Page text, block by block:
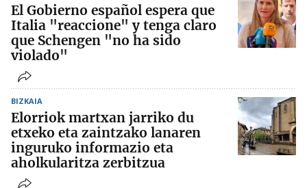
El Gobierno español espera que
Italia "reaccione" y tenga claro
que Schengen "no ha sido
violado"
BIZKAIA
Elorriok martxan jarriko du
etxeko eta zaintzako lanaren
inguruko informazio eta
aholkularitza zerbitzua